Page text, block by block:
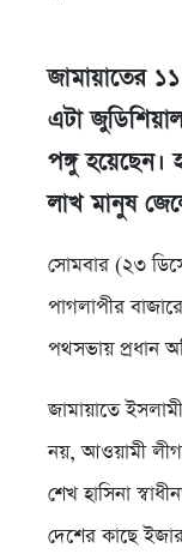
জামায়াতের
এটা
পঙ্গু হয়েছেন।
লাখ মানুষ
সোমবার (২৩
পাগলাপীর
পথসভায় প্রধান
জামায়াতে
নয়, আওয়ামী লীগ
শেখ হাসিনা
দেশের কাছে